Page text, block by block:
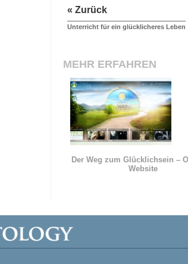
« Zurück
Unterricht für ein glücklicheres Leben
MEHR ERFAHREN
Der Weg zum Glücklichsein –
Website